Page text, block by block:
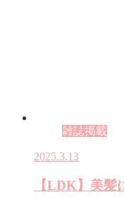
雑誌掲載
2025.3.13
【LDK】美髪